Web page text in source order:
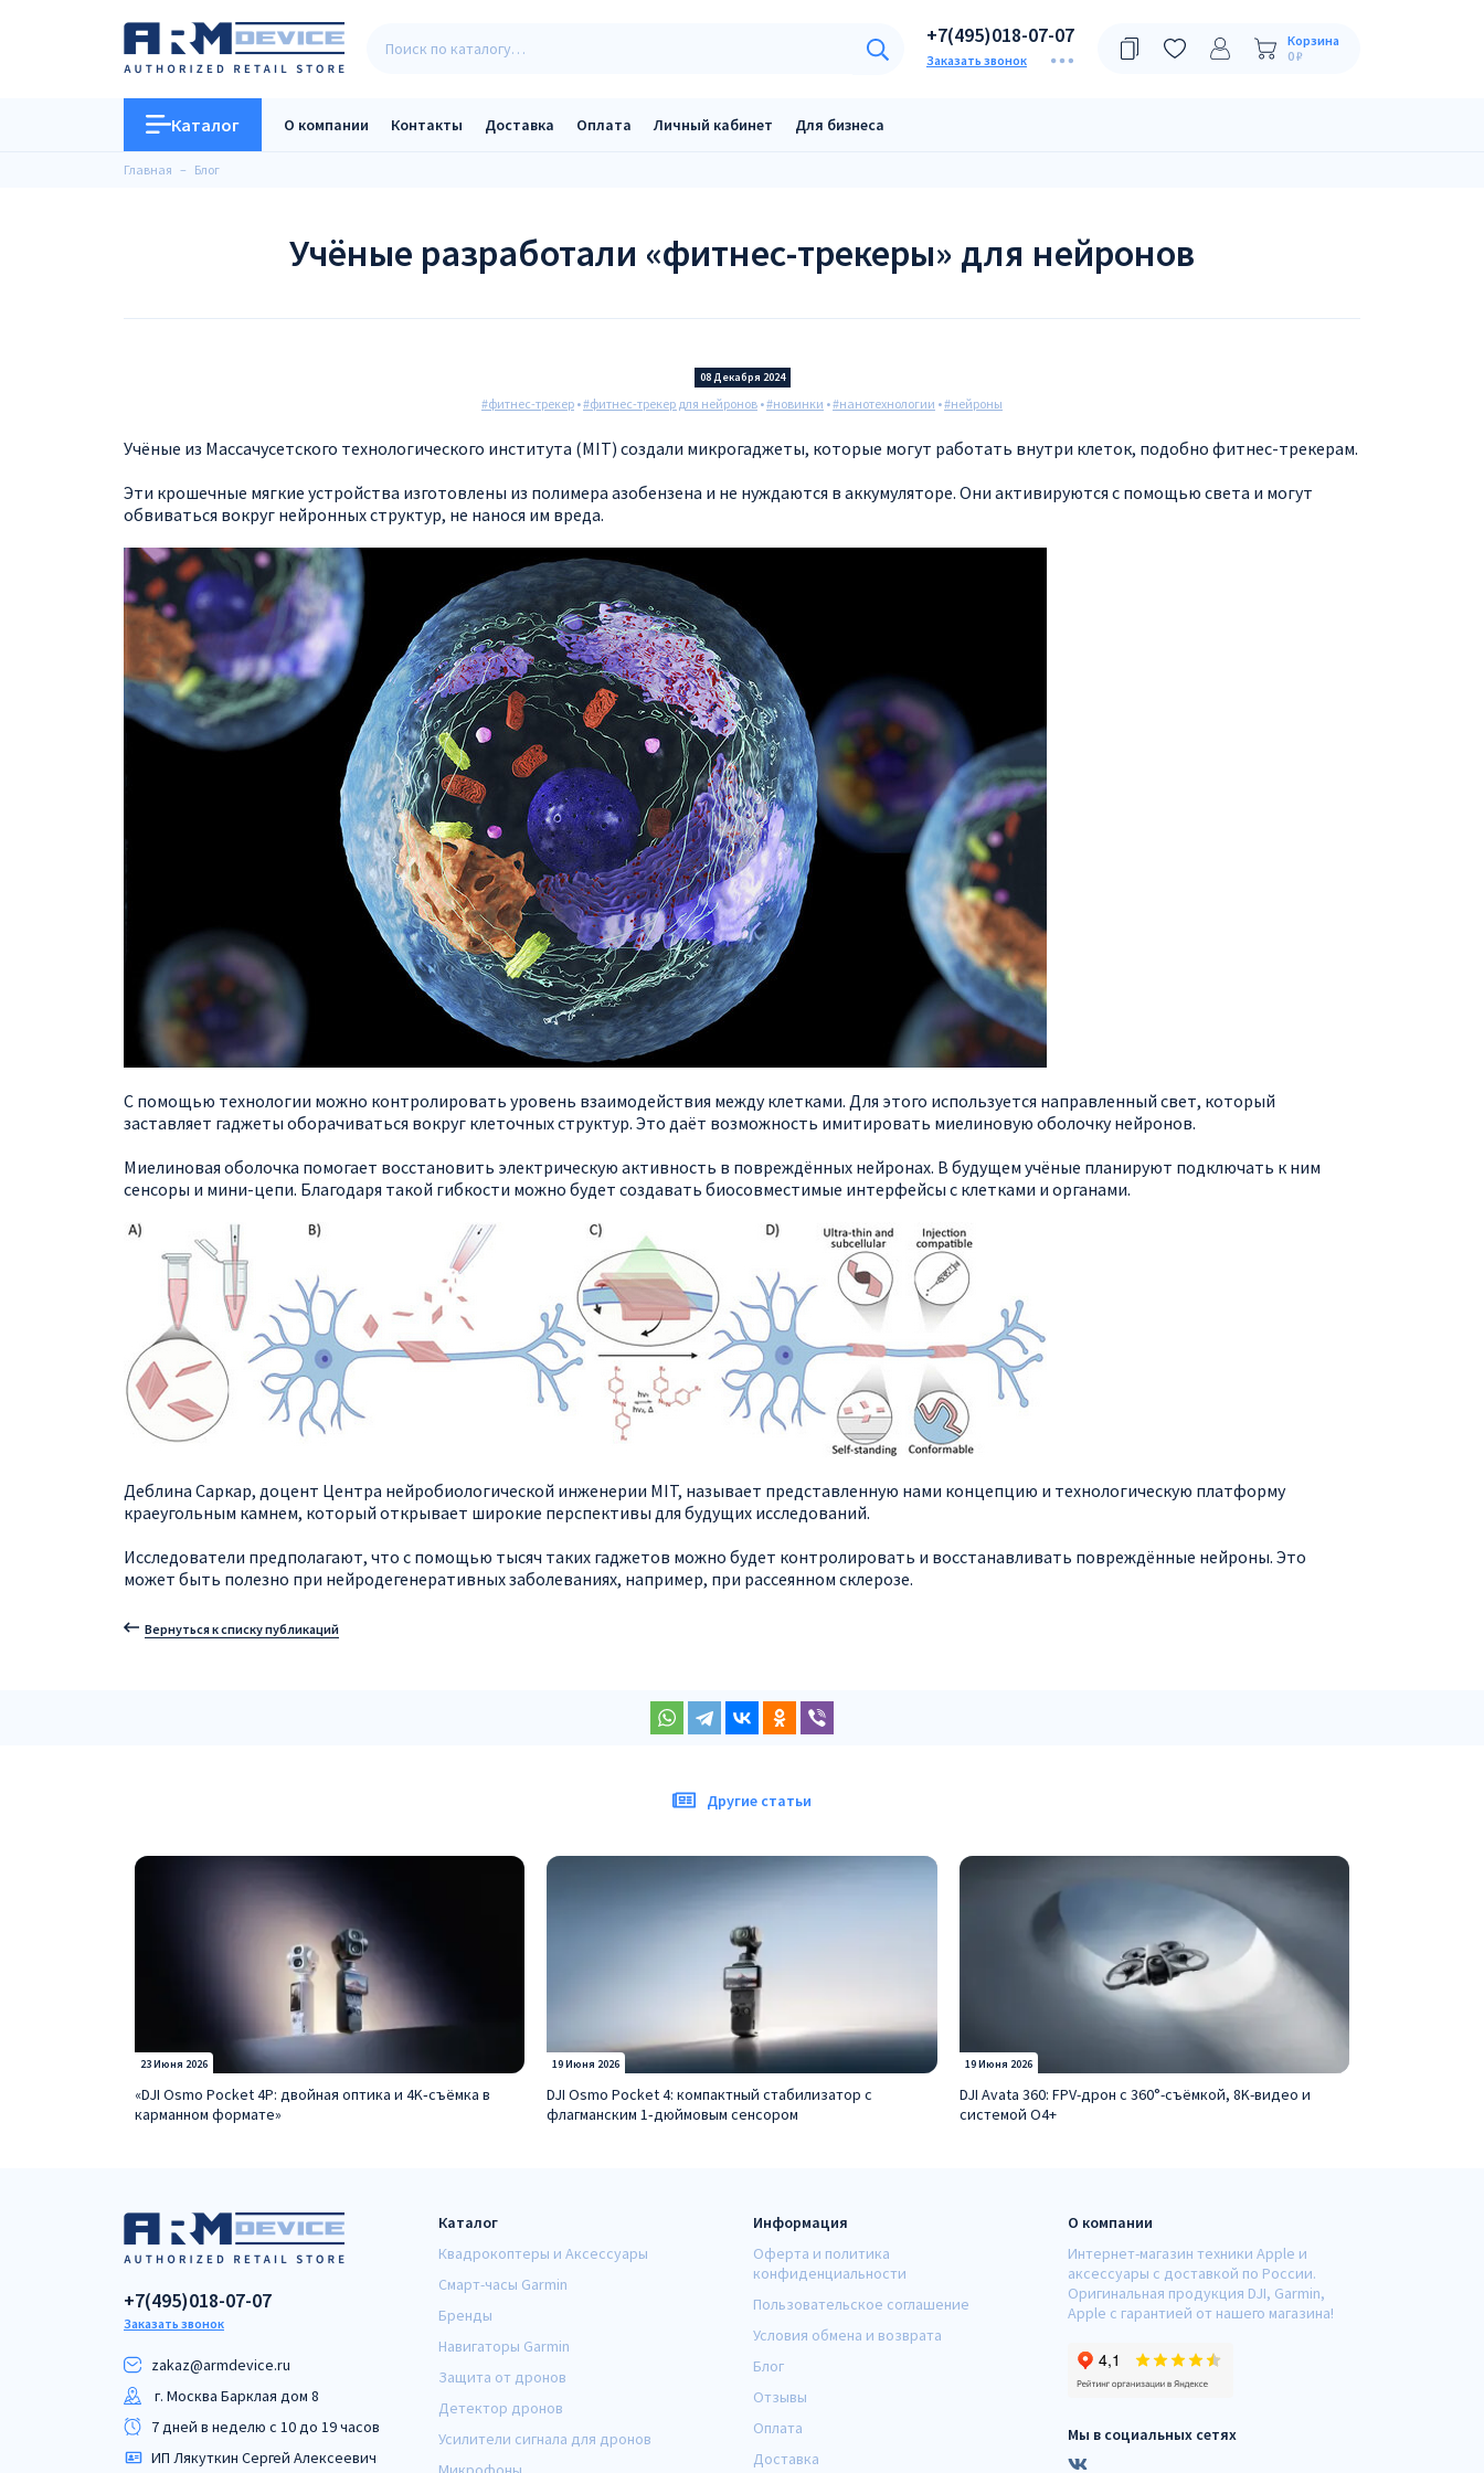
+7(495)018-07-07
Заказать звонок
Корзина
0 ₽
Каталог О компании Контакты Доставка Оплата Личный кабинет Для бизнеса
Главная Блог
Учёные разработали «фитнес-трекеры» для нейронов
08 Декабря 2024
#фитнес-трекер •#фитнес-трекер для нейронов •#новинки •#нанотехнологии •#нейроны
Учёные из Массачусетского технологического института (MIT) создали микрогаджеты, которые могут работать внутри клеток, подобно фитнес-трекерам.
Эти крошечные мягкие устройства изготовлены из полимера азобензена и не нуждаются в аккумуляторе. Они активируются с помощью света и могут
обвиваться вокруг нейронных структур, не нанося им вреда.
С помощью технологии можно контролировать уровень взаимодействия между клетками. Для этого используется направленный свет, который
заставляет гаджеты оборачиваться вокруг клеточных структур. Это даёт возможность имитировать миелиновую оболочку нейронов.
Миелиновая оболочка помогает восстановить электрическую активность в повреждённых нейронах. В будущем учёные планируют подключать к ним
сенсоры и мини-цепи. Благодаря такой гибкости можно будет создавать биосовместимые интерфейсы с клетками и органами.
Деблина Саркар, доцент Центра нейробиологической инженерии MIT, называет представленную нами концепцию и технологическую платформу
краеугольным камнем, который открывает широкие перспективы для будущих исследований.
Исследователи предполагают, что с помощью тысяч таких гаджетов можно будет контролировать и восстанавливать повреждённые нейроны. Это
может быть полезно при нейродегенеративных заболеваниях, например, при рассеянном склерозе.
Вернуться к списку публикаций
Другие статьи
23 Июня 2026
«DJI Osmo Pocket 4P: двойная оптика и 4K‑съёмка в
карманном формате»
19 Июня 2026
DJI Osmo Pocket 4: компактный стабилизатор с
флагманским 1‑дюймовым сенсором
19 Июня 2026
DJI Avata 360: FPV-дрон с 360°-съёмкой, 8K-видео и
системой O4+
+7(495)018-07-07
Заказать звонок
zakaz@armdeviсe.ru
г. Москва Барклая дом 8
7 дней в неделю с 10 до 19 часов
ИП Лякуткин Сергей Алексеевич
Каталог
Квадрокоптеры и Аксессуары
Смарт-часы Garmin
Бренды
Навигаторы Garmin
Защита от дронов
Детектор дронов
Усилители сигнала для дронов
Информация
Оферта и политика
конфиденциальности
Пользовательское соглашение
Условия обмена и возврата
Блог
Отзывы
Оплата
Доставка
О компании
Интернет-магазин техники Apple и
аксессуары с доставкой по России.
Оригинальная продукция DJI, Garmin,
Apple с гарантией от нашего магазина!
Мы в социальных сетях